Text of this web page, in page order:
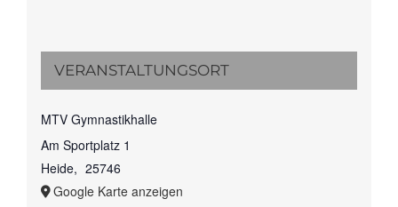
VERANSTALTUNGSORT
MTV Gymnastikhalle
Am Sportplatz 1
Heide, 25746
Google Karte anzeigen